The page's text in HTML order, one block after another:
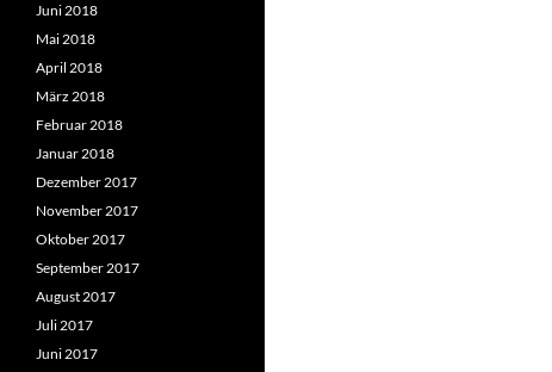
Juni 2018
Mai 2018
April 2018
März 2018
Februar 2018
Januar 2018
Dezember 2017
November 2017
Oktober 2017
September 2017
August 2017
Juli 2017
Juni 2017